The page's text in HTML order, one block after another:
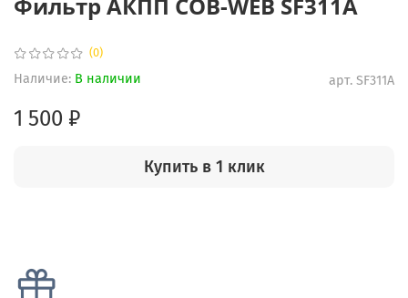
(0)
арт. SF311A
Наличие: В наличии
1 500 ₽
Купить в 1 клик